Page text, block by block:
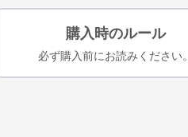
購入時のルール
必ず購入前にお読みください。